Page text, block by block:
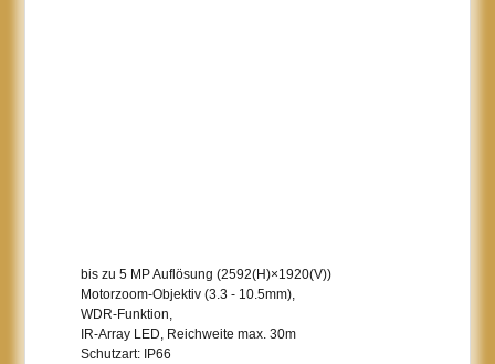
bis zu 5 MP Auflösung (2592(H)×1920(V))
Motorzoom-Objektiv (3.3 - 10.5mm),
WDR-Funktion,
IR-Array LED, Reichweite max. 30m
Schutzart: IP66